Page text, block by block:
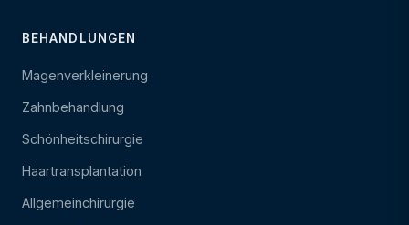
BEHANDLUNGEN
Magenverkleinerung
Zahnbehandlung
Schönheitschirurgie
Haartransplantation
Allgemeinchirurgie